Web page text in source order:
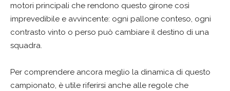
motori principali che rendono questo girone così
imprevedibile e avvincente: ogni pallone conteso, ogni
contrasto vinto o perso può cambiare il destino di una
squadra.
Per comprendere ancora meglio la dinamica di questo
campionato, è utile riferirsi anche alle regole che